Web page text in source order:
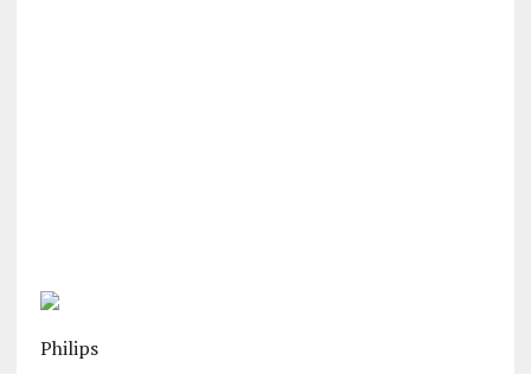
Philips